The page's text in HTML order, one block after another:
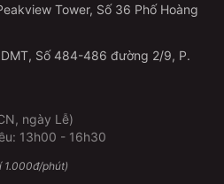
Tower, Số 36 Phố Hoàng
Số 484-486 đường 2/9, P.
ngày Lễ)
13h00 - 16h30
1.000đ/phút)